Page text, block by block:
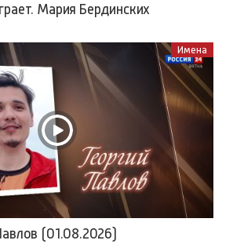
Мария Бердинских
Имена
(01.08.2026)